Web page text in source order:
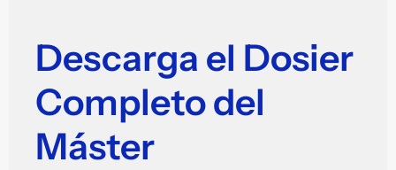
Descarga el Dosier
Completo del
Máster